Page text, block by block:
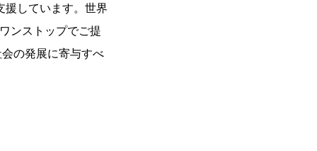
援しています。世界
ンストップでご提
の発展に寄与すべ